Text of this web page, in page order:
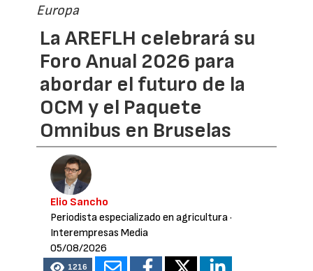
Europa
La AREFLH celebrará su
Foro Anual 2026 para
abordar el futuro de la
OCM y el Paquete
Omnibus en Bruselas
Elio Sancho
Periodista especializado en agricultura·
Interempresas Media
05/08/2026
1216